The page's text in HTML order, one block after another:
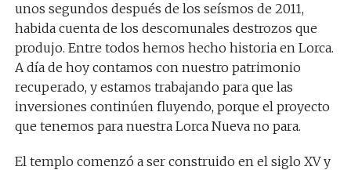
unos segundos después de los seísmos de 2011,
habida cuenta de los descomunales destrozos que
produjo. Entre todos hemos hecho historia en Lorca.
A día de hoy contamos con nuestro patrimonio
recuperado, y estamos trabajando para que las
inversiones continúen fluyendo, porque el proyecto
que tenemos para nuestra Lorca Nueva no para.
El templo comenzó a ser construido en el siglo XV y